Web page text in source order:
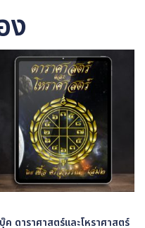
ง
ค ดาราศาสตร์และโหราศาสตร์